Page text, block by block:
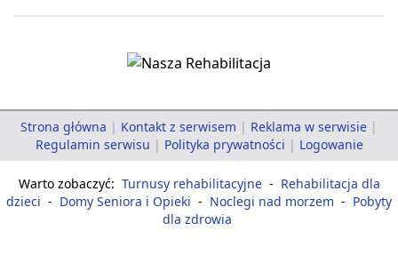
Strona główna | Kontakt z serwisem | Reklama w serwisie |
Regulamin serwisu | Polityka prywatności | Logowanie
Warto zobaczyć: Turnusy rehabilitacyjne - Rehabilitacja dla
dzieci - Domy Seniora i Opieki - Noclegi nad morzem - Pobyty
dla zdrowia